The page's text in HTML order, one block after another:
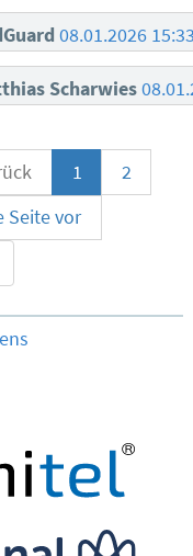
08.01.2026
Scharwies
1
2
Seite vor